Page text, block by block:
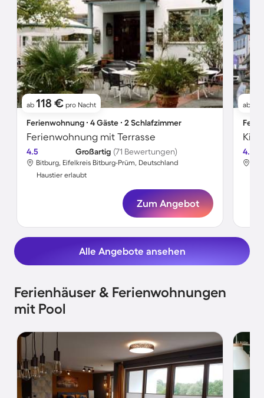
ab 118 € pro Nacht
Ferienwohnung ∙ 4 Gäste ∙ 2 Schlafzimmer
Ferienwohnung mit Terrasse
4.5 Großartig (71 Bewertungen)
Bitburg, Eifelkreis Bitburg-Prüm, Deutschland
Haustier erlaubt
Zum Angebot
ab
4.5
Alle Angebote ansehen
Ferienhäuser & Ferienwohnungen
mit Pool